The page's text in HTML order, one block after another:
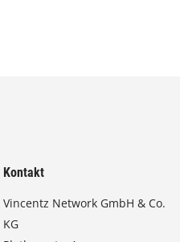
Kontakt
Vincentz Network GmbH & Co.
KG